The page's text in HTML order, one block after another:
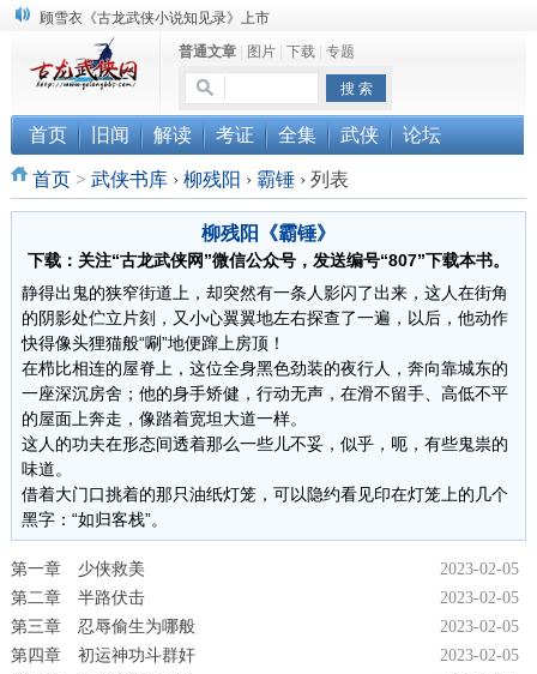
顾雪衣《古龙武侠小说知见录》上市
“武侠书库”查缺补漏活动圆满结束
《古龙小说原貌探究》修订版已上市
普通文章| 图片| 下载| 专题
首页 旧闻 解读 考证 全集 武侠 论坛
首页> 武侠书库 › 柳残阳 › 霸锤 ›列表
柳残阳《霸锤》
下载：关注“古龙武侠网”微信公众号，发送编号“807”下载本书。
静得出鬼的狭窄街道上，却突然有一条人影闪了出来，这人在街角
的阴影处伫立片刻，又小心翼翼地左右探查了一遍，以后，他动作
快得像头狸猫般“唰”地便蹿上房顶！
在栉比相连的屋脊上，这位全身黑色劲装的夜行人，奔向靠城东的
一座深沉房舍；他的身手矫健，行动无声，在滑不留手、高低不平
的屋面上奔走，像踏着宽坦大道一样。
这人的功夫在形态间透着那么一些儿不妥，似乎，呃，有些鬼祟的
味道。
借着大门口挑着的那只油纸灯笼，可以隐约看见印在灯笼上的几个
黑字：“如归客栈”。
2023-02-05
第一章 少侠救美
2023-02-05
第二章 半路伏击
2023-02-05
第三章 忍辱偷生为哪般
2023-02-05
第四章 初运神功斗群奸